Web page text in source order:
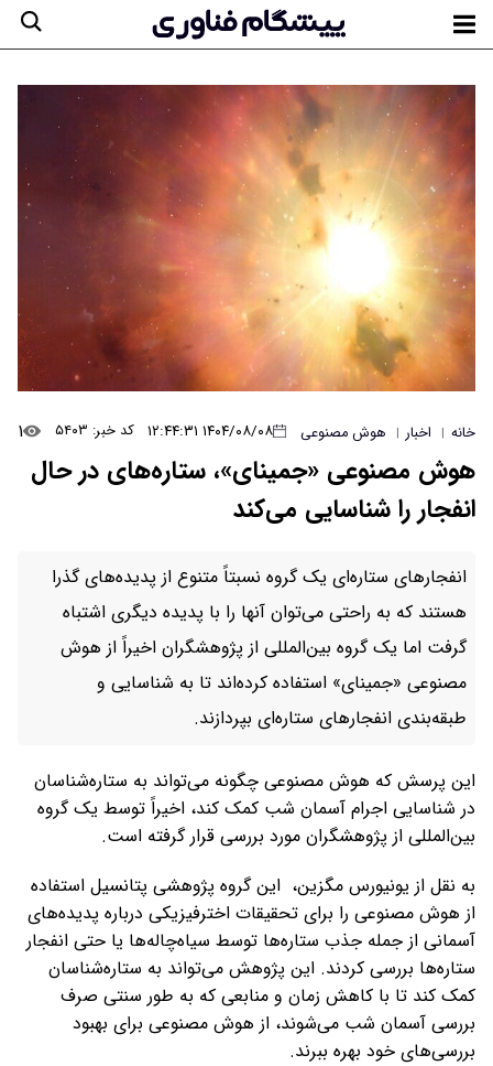
خانه | اخبار | هوش مصنوعی ۱۴۰۴/۰۸/۰۸ ۱۲:۴۴:۳۱ کد خبر: ۵۴۰۳ ۱
هوش مصنوعی «جمینای»، ستاره‌های در حال
انفجار را شناسایی می‌کند
انفجارهای ستاره‌ای یک گروه نسبتاً متنوع از پدیده‌های گذرا
هستند که به راحتی می‌توان آنها را با پدیده دیگری اشتباه
گرفت اما یک گروه بین‌المللی از پژوهشگران اخیراً از هوش
مصنوعی «جمینای» استفاده کرده‌اند تا به شناسایی و
طبقه‌بندی انفجارهای ستاره‌ای بپردازند.
این پرسش که هوش مصنوعی چگونه می‌تواند به ستاره‌شناسان
در شناسایی اجرام آسمان شب کمک کند، اخیراً توسط یک گروه
بین‌المللی از پژوهشگران مورد بررسی قرار گرفته است.
به نقل از یونیورس مگزین، این گروه پژوهشی پتانسیل استفاده
از هوش مصنوعی را برای تحقیقات اخترفیزیکی درباره پدیده‌های
آسمانی از جمله جذب ستاره‌ها توسط سیاه‌چاله‌ها یا حتی انفجار
ستاره‌ها بررسی کردند. این پژوهش می‌تواند به ستاره‌شناسان
کمک کند تا با کاهش زمان و منابعی که به طور سنتی صرف
بررسی آسمان شب می‌شوند، از هوش مصنوعی برای بهبود
بررسی‌های خود بهره ببرند.